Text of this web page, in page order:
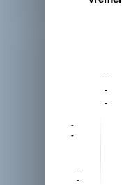
-
-
-
-
-
-
-